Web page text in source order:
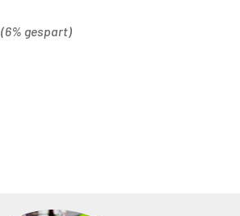
Preis:
(6% gespart)